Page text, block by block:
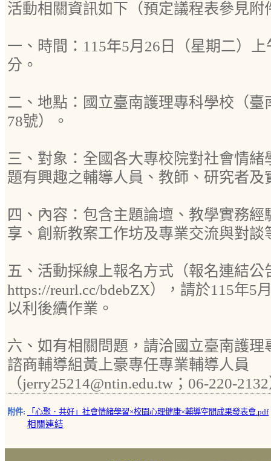
活動相關資訊如下（預定議程表參見附
一、時間：115年5月26日（星期二）
分。
二、地點：國立臺南護理專科學校（
78號）。
三、對象：全國各大專校院對社會情
題有興趣之輔導人員、教師、研究者及
四、內容：包含主題論壇、教學實務
享、創新教案工作坊及專業交流與對談
五、活動採線上報名方式（報名連結公
https://reurl.cc/bdebZX），請於115年5
以利後續作業。
六、如有相關問題，請洽國立臺南護
諮商輔導組黃上豪專任專業輔導人員
（jerry25214@ntin.edu.tw；06-220-
附件: 「心聚．共好」社會情緒學習×校園心理健康×輔導空間成果發表會.pdf
相關連結